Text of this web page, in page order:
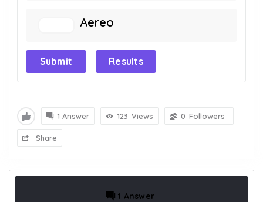
Aereo
Submit Results
1 Answer 123 Views 0 Followers
Share
1 Answer